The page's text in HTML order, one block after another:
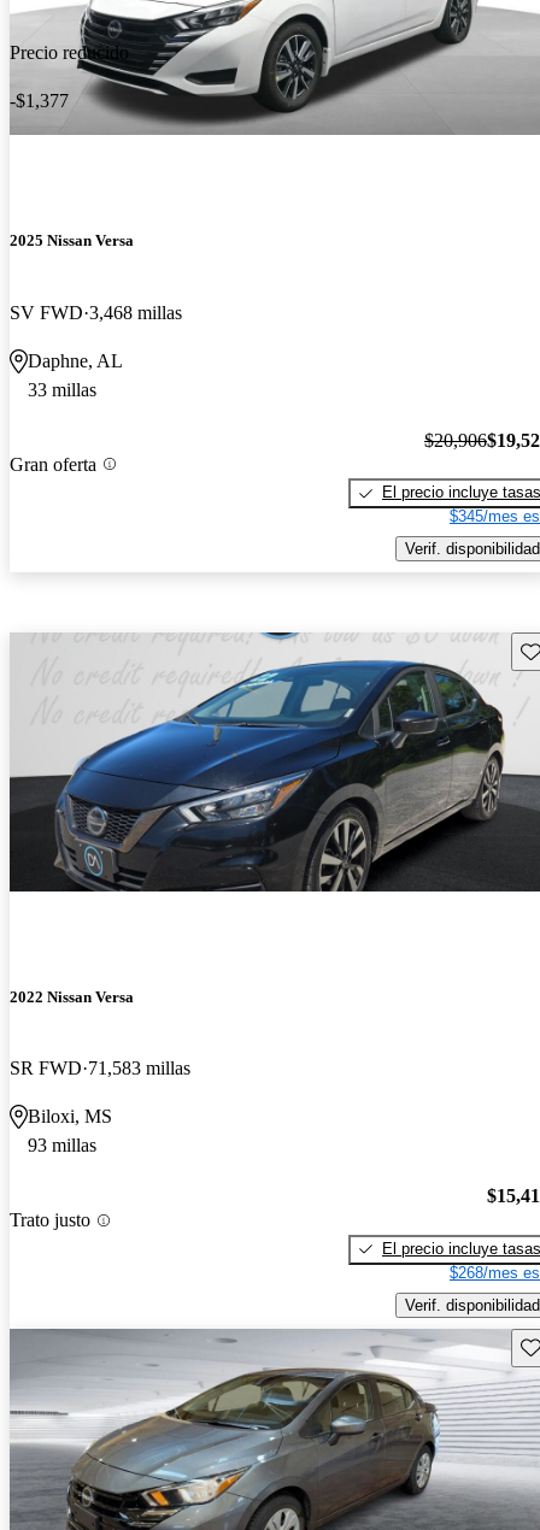
Precio reducido
-$1,377
2025 Nissan Versa
SV FWD 3,468 millas
Daphne, AL
33 millas
Gran oferta
$20,906
El precio incluye tasas
$345/mes
Verif. disponibilidad
2022 Nissan Versa
SR FWD 71,583 millas
Biloxi, MS
93 millas
Trato justo
El precio incluye tasas
$268/mes
Verif. disponibilidad